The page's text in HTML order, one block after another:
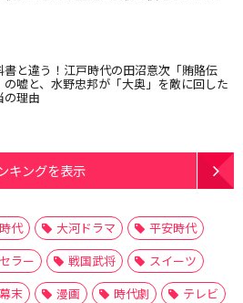
書と違う！江戸時代の田沼意次「賄賂伝
の嘘と、水野忠邦が「大奥」を敵に回した
の理由
キングを表示
代 大河ドラマ
平安時代
ラー 戦国武将
スイーツ
幕末 漫画 時代劇
テレビ